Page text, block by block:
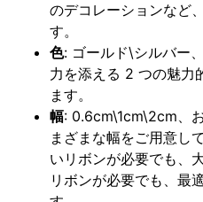
のデコレーションなど
す。
色: ゴールド\シルバー
力を添える 2 つの魅力
ます。
幅: 0.6cm\1cm\2cm、
まざまな幅をご用意し
いリボンが必要でも、
リボンが必要でも、最